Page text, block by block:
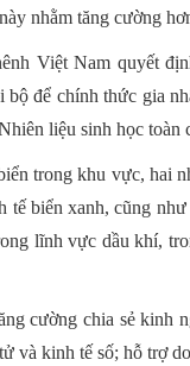
nhằm tăng cường
Việt Nam quyết
bộ để chính thức gia
liệu sinh học toàn
trong khu vực, hai
tế biển xanh, cũng
lĩnh vực dầu khí,
cường chia sẻ kinh
và kinh tế số; hỗ trợ